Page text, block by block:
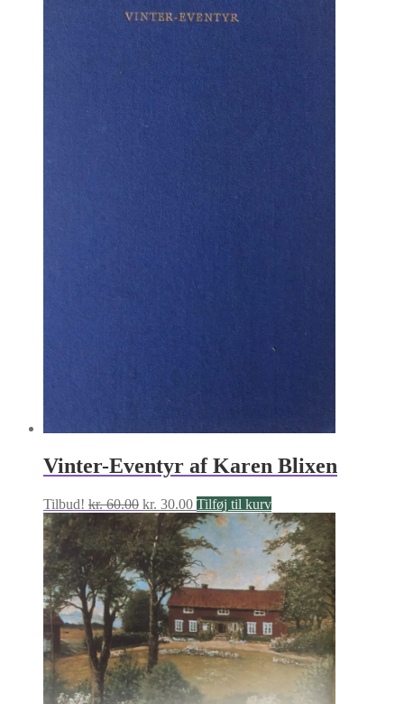
Vinter-Eventyr af Karen Blixen
Tilbud! kr.60.00 Den
oprindelige
pris
var:
kr. 60.00.
kr. 30.00Den
aktuelle
pris
er:
kr. 30.00.
Tilføj til kurv